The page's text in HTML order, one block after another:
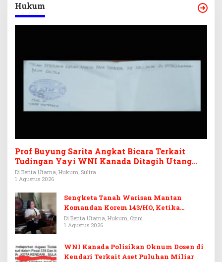
Hukum
Prof Buyung Sarita Angkat Bicara Terkait
Tudingan Yayi WNI Kanada Ditagih Utang
Rp3,6 Miliar
Di Berita Utama, Hukum, Sultra
1 Agustus 2026
Sengketa Tanah Warisan Mantan
Komandan Korem 143/HO, Ketika
Warisan Menjadi Arena Pemerasan
Di Berita Utama, Hukum, Opini
1 Agustus 2026
WNI Kanada Polisikan Oknum Dosen di
Kendari Terkait Aset Puluhan Miliar